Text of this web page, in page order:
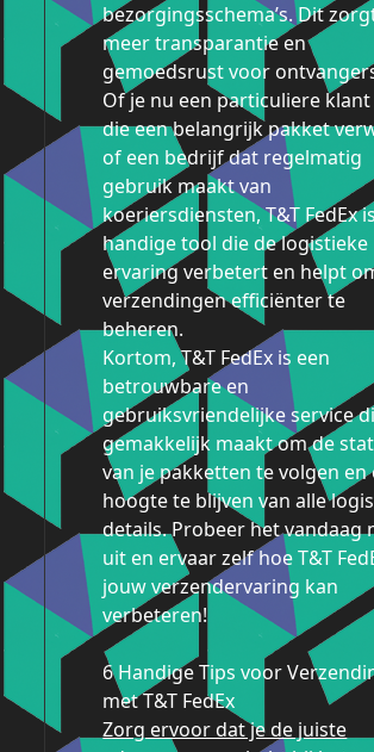
bezorgingsschema’s. Dit
meer transparantie en
gemoedsrust voor
Of je nu een particuliere
die een belangrijk pakket
of een bedrijf dat regelmatig
gebruik maakt van
koeriersdiensten, T&T FedEx
handige tool die de logistieke
ervaring verbetert en helpt
verzendingen efficiënter te
beheren.
Kortom, T&T FedEx is een
betrouwbare en
gebruiksvriendelijke service
gemakkelijk maakt om de
van je pakketten te volgen en
hoogte te blijven van alle
details. Probeer het vandaag
uit en ervaar zelf hoe T&T
jouw verzendervaring kan
verbeteren!
6 Handige Tips voor
met T&T FedEx
Zorg ervoor dat je de juiste